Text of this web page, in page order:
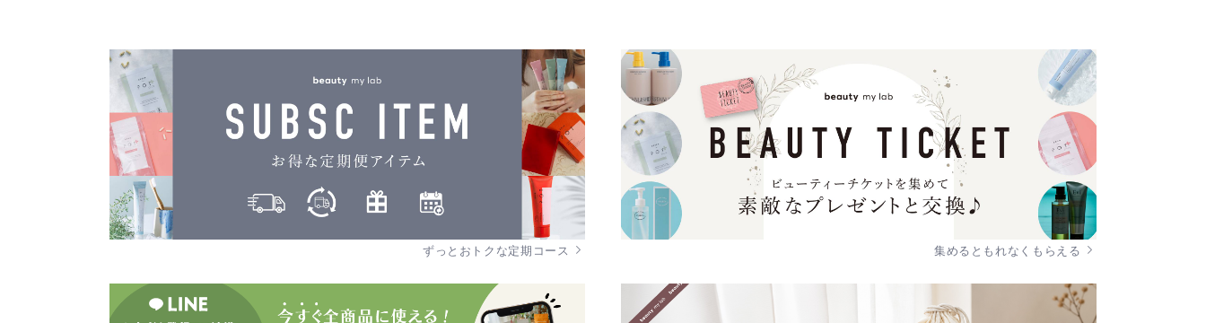
ずっとおトクな定期コース 集めるともれなくもらえる